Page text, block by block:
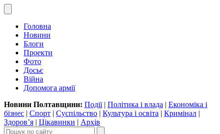
Головна
Новини
Блоги
Проекти
Фото
Досьє
Війна
Допомога армії
Новини Полтавщини: Події| Політика і влада | Економіка і
бізнес | Спорт | Суспільство | Культура і освіта | Кримінал |
Здоров’я | Цікавинки | Архів